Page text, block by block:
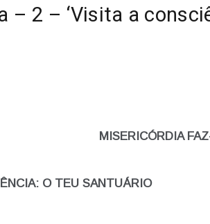
2 – ‘Visita a
MISERICÓRDIA
O TEU SANTUÁRIO